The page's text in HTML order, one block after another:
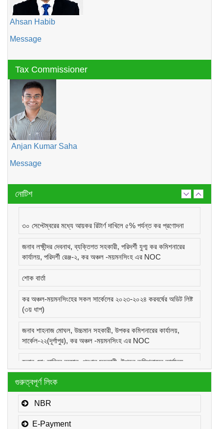
Ahsan Habib
Message
Tax Commissioner
Anjan Kumar Saha
Message
নোটিশ
৩০ সেপ্টেম্বরের মধ্যে আয়কর রিটার্ণ দাখিলে ৫% পর্যন্ত কর প্রণোদনা
জনাব লক্ষীন্দর দেবনাথ, ব্যক্তিগত সহকারী, পরিদর্শী যুগ্ম কর কমিশনারের
কার্যালয়, পরিদর্শী রেঞ্জ-২, কর অঞ্চল -ময়মনসিংহ এর NOC
শোক বার্তা
কর অঞ্চল-ময়মনসিংহের সকল সার্কেলের ২০২৩-২০২৪ করবর্ষের অডিট লিষ্ট
(৩য় ধাপ)
জনাব শাহনাজ মোঘল, উচ্চমান সহকারী, উপকর কমিশনারের কার্যালয়,
সার্কেল-২২(দূর্গাপুর), কর অঞ্চল -ময়মনসিংহ এর NOC
জনাব মোঃ হাবিবুর রহমান, প্রধান সহকারী, উপকর কমিশনারের কার্যালয়,
সার্কেল-১(কোম্পানীজ), কর অঞ্চল -ময়মনসিংহ এর NOC
জনাব মোঃ মোরাদুজ্জামান, সাঁট মুদ্রাক্ষরিক কাম-কম্পিউটার অপারেটর, উপকর
কমিশনারের কার্যালয়, সার্কেল-১(কোম্পানীজ), কর অঞ্চল -ময়মনসিংহ এর
গুরুত্বপূর্ণ লিংক
NBR
E-Payment